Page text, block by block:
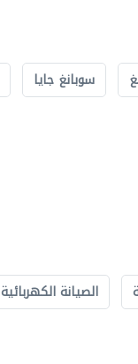
سوبانغ جايا
الصيانة الكهربائية